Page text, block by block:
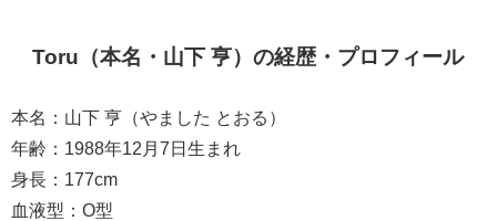
Toru（本名・山下 亨）の経歴・プロフィール
本名：山下 亨（やました とおる）
年齢：1988年12月7日生まれ
身長：177cm
血液型：O型